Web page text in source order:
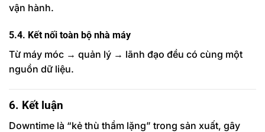
vận hành.
5.4. Kết nối toàn bộ nhà máy
Từ máy móc → quản lý → lãnh đạo đều có cùng một
nguồn dữ liệu.
6. Kết luận
Downtime là “kẻ thù thầm lặng” trong sản xuất, gây